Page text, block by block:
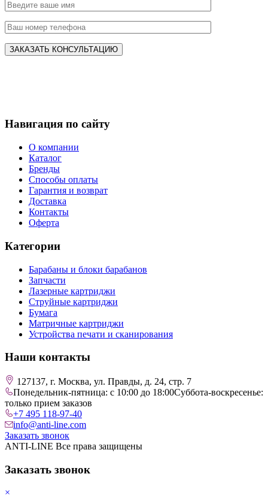
Навигация по сайту
О компании
Каталог
Бренды
Способы оплаты
Гарантия и возврат
Доставка
Контакты
Оферта
Категории
Барабаны и блоки барабанов
Запчасти
Лазерные картриджи
Струйные картриджи
Бумага
Матричные картриджи
Устройства печати и сканирования
Наши контакты
127137, г. Москва, ул. Правды, д. 24, стр. 7
Понедельник-пятница: с 10:00 до 18:00Суббота-воскресенье:
только прием заказов
+7 495 118-97-40
info@anti-line.com
Заказать звонок
ANTI-LINE Все права защищены
Заказать звонок
×